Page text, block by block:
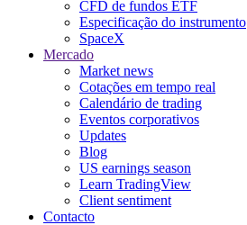
CFD de fundos ETF
Especificação do instrumento
SpaceX
Mercado
Market news
Cotações em tempo real
Calendário de trading
Eventos corporativos
Updates
Blog
US earnings season
Learn TradingView
Client sentiment
Contacto